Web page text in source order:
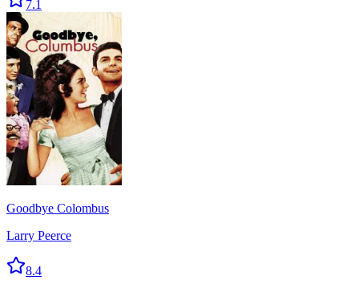
7.1
Goodbye Colombus
Larry Peerce
8.4